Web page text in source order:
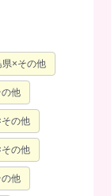
県×その他
他
の他
の他
他